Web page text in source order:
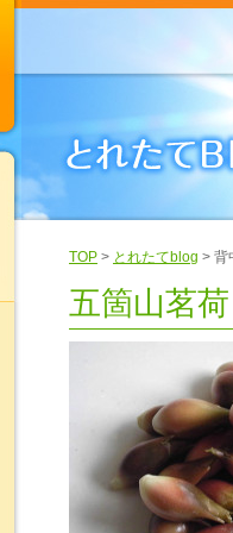
TOP > とれたてblog > 背
五箇山茗荷